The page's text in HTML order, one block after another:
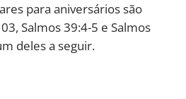
para aniversários são
Salmos 39:4-5 e Salmos
deles a seguir.